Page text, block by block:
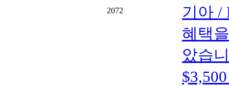
2072
기아 /
혜택
았습